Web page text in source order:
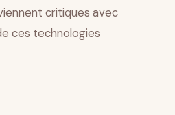
critiques avec
ces technologies